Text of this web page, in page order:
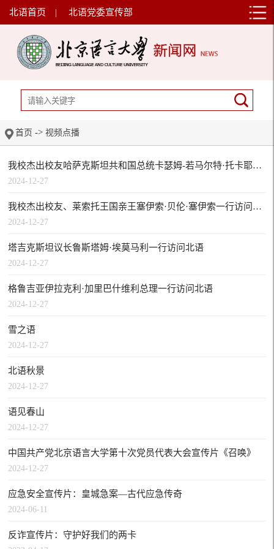
北语首页 | 北语党委宣传部
首页 -> 视频点播
我校杰出校友哈萨克斯坦共和国总统卡瑟姆-若马尔特·托卡耶夫访问北语
2024-12-27
我校杰出校友、莱索托王国亲王塞伊索·贝伦·塞伊索一行访问北语
2024-12-27
塔吉克斯坦议长鲁斯塔姆·埃莫马利一行访问北语
2024-12-27
格鲁吉亚伊拉克利·加里巴什维利总理一行访问北语
2024-12-27
雪之语
2024-12-27
北语秋景
2024-12-27
语见春山
2024-12-27
中国共产党北京语言大学第十次党员代表大会宣传片《召唤》
2024-12-27
应急安全宣传片：皇城急案—古代应急传奇
2024-06-11
反诈宣传片：守护好我们的两卡